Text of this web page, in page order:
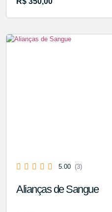
5.00 (3)
Alianças de Sangue